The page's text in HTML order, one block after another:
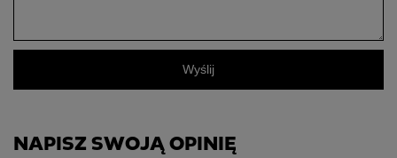
Wyślij
NAPISZ SWOJĄ OPINIĘ